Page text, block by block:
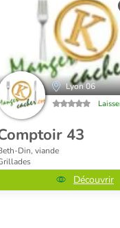
Lyon 06
43
Din, viande
Découvrir